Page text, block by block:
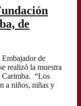
de
Embajador de
realizó la muestra
Carimba. “Los
a niños, niñas y